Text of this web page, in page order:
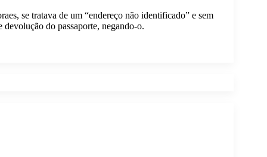
se tratava de um “endereço não identificado” e sem
do passaporte, negando-o.